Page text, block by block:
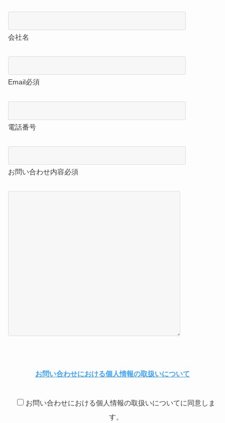
会社名
Email必須
電話番号
お問い合わせ内容必須
お問い合わせにおける個人情報の取扱いについて
お問い合わせにおける個人情報の取扱いについてに同意しま
す。